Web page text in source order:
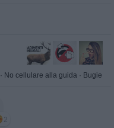
· No cellulare alla guida · Bugie
2